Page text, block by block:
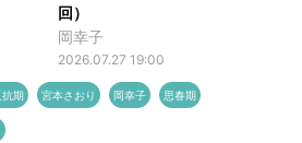
回）
岡幸子
2026.07.27 19:00
抗期 宮本さおり 岡幸子 思春期